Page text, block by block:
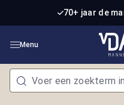
Ga naar de hoofdinhoud
70+ jaar de
Menu